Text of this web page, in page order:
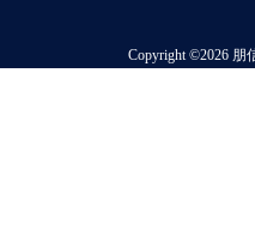
Copyright ©2026 朋